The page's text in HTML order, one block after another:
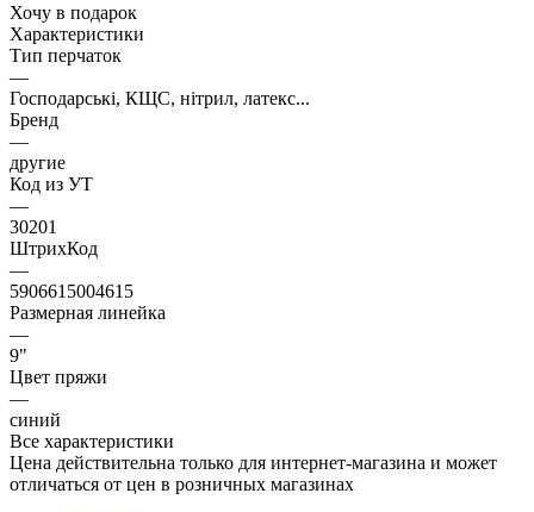
Хочу в подарок
Характеристики
Тип перчаток
—
Господарські, КЩС, нітрил, латекс...
Бренд
—
другие
Код из УТ
—
30201
ШтрихКод
—
5906615004615
Размерная линейка
—
9"
Цвет пряжи
—
синий
Все характеристики
Цена действительна только для интернет-магазина и может
отличаться от цен в розничных магазинах